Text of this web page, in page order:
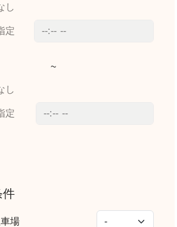
し
定
~
し
定
件
場